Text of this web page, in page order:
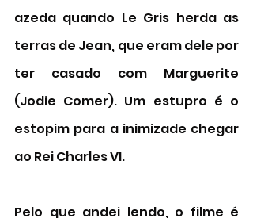
azeda quando Le Gris herda as
terras de Jean, que eram dele por
ter casado com Marguerite
(Jodie Comer). Um estupro é o
estopim para a inimizade chegar
ao Rei Charles VI.
Pelo que andei lendo, o filme é